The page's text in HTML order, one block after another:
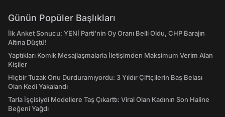
Günün Popüler Başlıkları
İlk Anket Sonucu: YENİ Parti'nin Oy Oranı Belli Oldu, CHP Barajın
Altına Düştü!
Yaptıkları Komik Mesajlaşmalarla İletişimden Maksimum Verim Alan
Kişiler
Hiçbir Tuzak Onu Durduramıyordu: 3 Yıldır Çiftçilerin Baş Belası
Olan Kedi Yakalandı
Tarla İşçisiydi Modellere Taş Çıkarttı: Viral Olan Kadının Son Haline
Beğeni Yağdı